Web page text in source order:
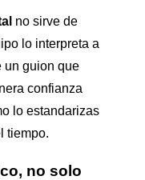
no sirve de
lo interpreta a
un guion que
confianza
lo estandarizas
tiempo.
no solo